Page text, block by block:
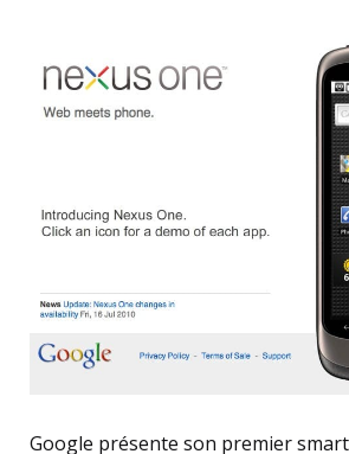
Google présente son premier